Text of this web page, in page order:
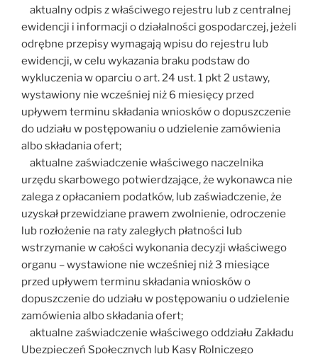
aktualny odpis z właściwego rejestru lub z centralnej
ewidencji i informacji o działalności gospodarczej, jeżeli
odrębne przepisy wymagają wpisu do rejestru lub
ewidencji, w celu wykazania braku podstaw do
wykluczenia w oparciu o art. 24 ust. 1 pkt 2 ustawy,
wystawiony nie wcześniej niż 6 miesięcy przed
upływem terminu składania wniosków o dopuszczenie
do udziału w postępowaniu o udzielenie zamówienia
albo składania ofert;
aktualne zaświadczenie właściwego naczelnika
urzędu skarbowego potwierdzające, że wykonawca nie
zalega z opłacaniem podatków, lub zaświadczenie, że
uzyskał przewidziane prawem zwolnienie, odroczenie
lub rozłożenie na raty zaległych płatności lub
wstrzymanie w całości wykonania decyzji właściwego
organu – wystawione nie wcześniej niż 3 miesiące
przed upływem terminu składania wniosków o
dopuszczenie do udziału w postępowaniu o udzielenie
zamówienia albo składania ofert;
aktualne zaświadczenie właściwego oddziału Zakładu
Ubezpieczeń Społecznych lub Kasy Rolniczego